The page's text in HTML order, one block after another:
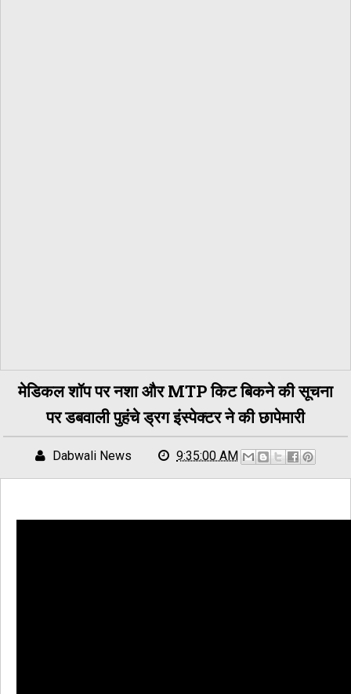
मेडिकल शॉप पर नशा और MTP किट बिकने की सूचना
पर डबवाली पुहंचे ड्रग इंस्पेक्टर ने की छापेमारी
Dabwali News 9:35:00 AM